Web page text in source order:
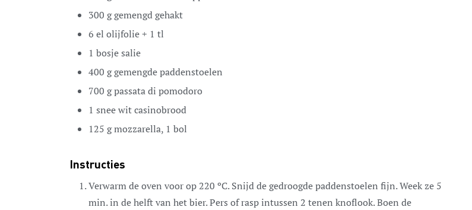
300 ggemengd gehakt
6 el olijfolie + 1 tl
1 bosje salie
400 ggemengde paddenstoelen
700 gpassata di pomodoro
1 snee wit casinobrood
125 gmozzarella, 1 bol
Instructies
Verwarm de oven voor op 220 ºC. Snijd de gedroogde paddenstoelen fijn. Week ze 5
min. in de helft van het bier. Pers of rasp intussen 2 tenen knoflook. Boen de